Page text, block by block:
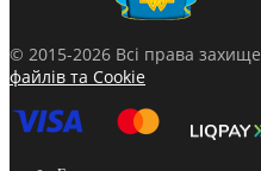
© 2015-2026 Всі права
файлів та Cookie